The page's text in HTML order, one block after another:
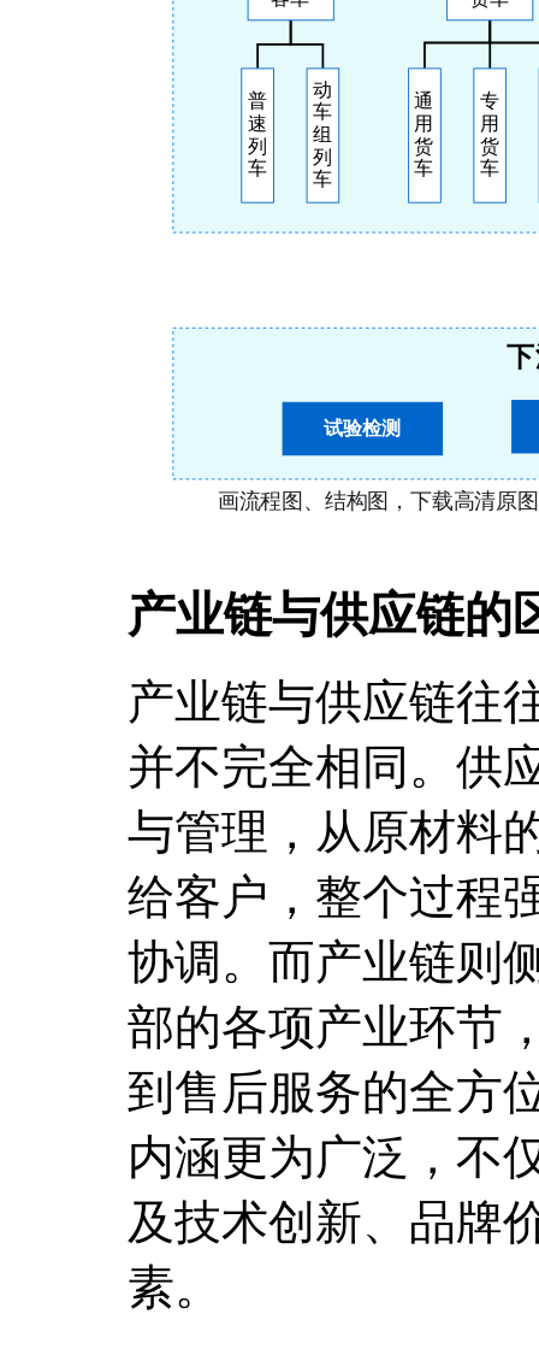
产业链与供应链的
产业链与供应链往
并不完全相同。供
与管理，从原材料
给客户，整个过程
协调。而产业链则
部的各项产业环节
到售后服务的全方
内涵更为广泛，不
及技术创新、品牌
素。